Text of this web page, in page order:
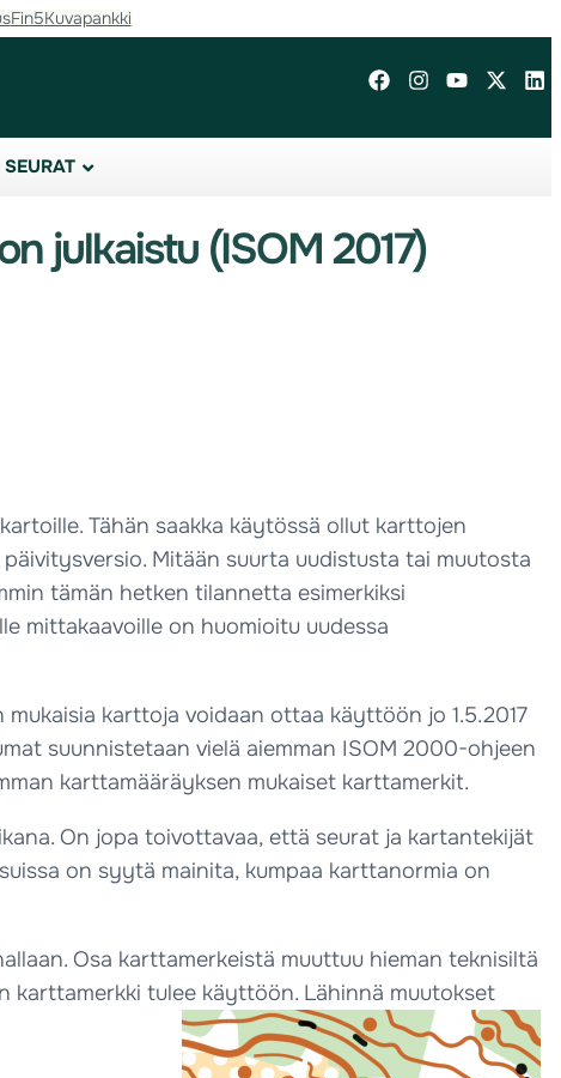
Fin5Kuvapankki
SEURAT
julkaistu (ISOM 2017)
Tähän saakka käytössä ollut karttojen
Mitään suurta uudistusta tai muutosta
tämän hetken tilannetta esimerkiksi
mittakaavoille on huomioitu uudessa
karttoja voidaan ottaa käyttöön jo 1.5.2017
suunnistetaan vielä aiemman ISOM 2000-ohjeen
karttamääräyksen mukaiset karttamerkit.
On jopa toivottavaa, että seurat ja kartantekijät
on syytä mainita, kumpaa karttanormia on
Osa karttamerkeistä muuttuu hieman teknisiltä
karttamerkki tulee käyttöön. Lähinnä muutokset